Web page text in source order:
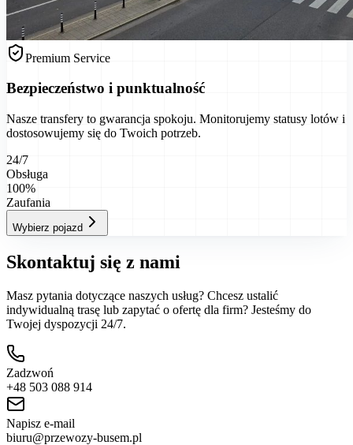
Premium Service
Bezpieczeństwo i punktualność
Nasze transfery to gwarancja spokoju. Monitorujemy statusy lotów i
dostosowujemy się do Twoich potrzeb.
24/7
Obsługa
100%
Zaufania
Wybierz pojazd
Skontaktuj się z nami
Masz pytania dotyczące naszych usług? Chcesz ustalić
indywidualną trasę lub zapytać o ofertę dla firm? Jesteśmy do
Twojej dyspozycji 24/7.
Zadzwoń
+48 503 088 914
Napisz e-mail
biuru@przewozy-busem.pl